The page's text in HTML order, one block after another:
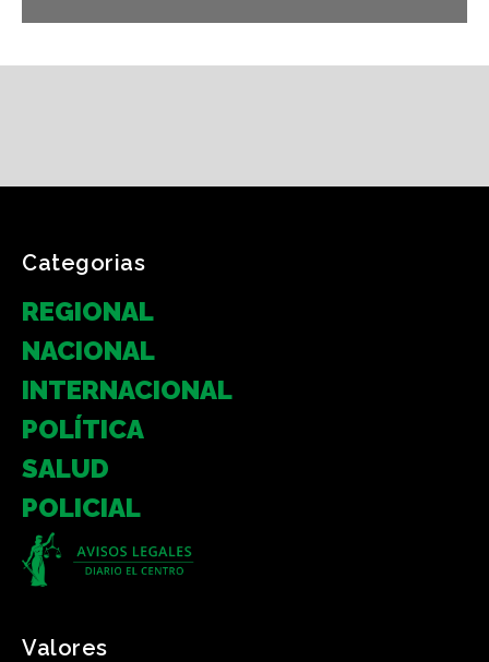
Categorias
REGIONAL
NACIONAL
INTERNACIONAL
POLÍTICA
SALUD
POLICIAL
Valores